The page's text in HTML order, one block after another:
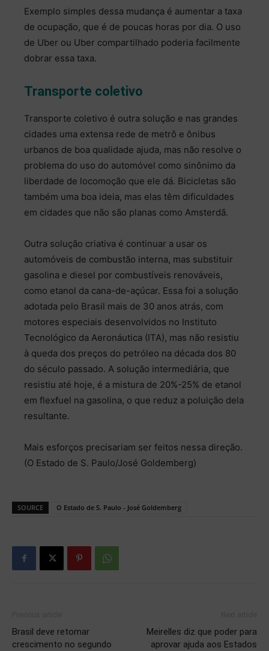
Exemplo simples dessa mudança é aumentar a taxa
de ocupação, que é de poucas horas por dia. O uso
de Uber ou Uber compartilhado poderia facilmente
dobrar essa taxa.
Transporte coletivo
Transporte coletivo é outra solução e nas grandes
cidades uma extensa rede de metrô e ônibus
urbanos de boa qualidade ajuda, mas não resolve o
problema do uso do automóvel como sinônimo da
liberdade de locomoção que ele dá. Bicicletas são
também uma boa ideia, mas elas têm dificuldades
em cidades que não são planas como Amsterdã.
Outra solução criativa é continuar a usar os
automóveis de combustão interna, mas substituir
gasolina e diesel por combustíveis renováveis,
como etanol da cana-de-açúcar. Essa foi a solução
adotada pelo Brasil mais de 30 anos atrás, com
motores especiais desenvolvidos no Instituto
Tecnológico da Aeronáutica (ITA), mas não resistiu
à queda dos preços do petróleo na década dos 80
do século passado. A solução intermediária, que
resistiu até hoje, é a mistura de 20%-25% de etanol
em flexfuel na gasolina, o que reduz a poluição dela
resultante.
Mais esforços precisariam ser feitos nessa direção.
(O Estado de S. Paulo/José Goldemberg)
SOURCE O Estado de S. Paulo - José Goldemberg
Brasil deve retomar
crescimento no segundo
Meirelles diz que poder para
aprovar ajuda aos Estados